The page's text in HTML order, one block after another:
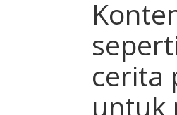
cerita
untuk